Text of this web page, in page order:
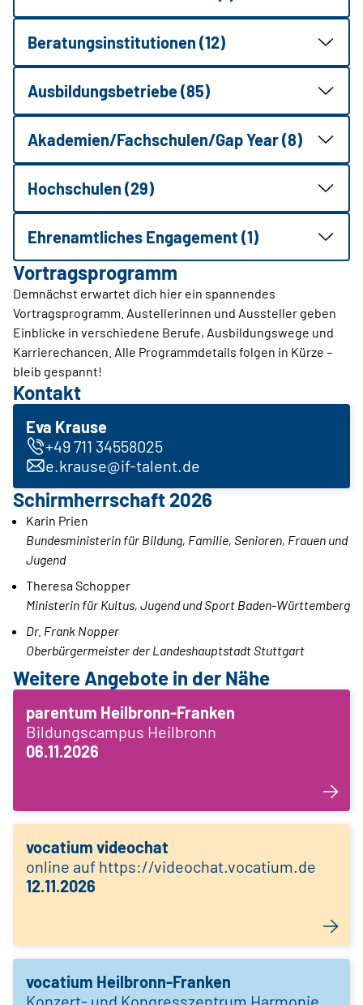
Beratungsinstitutionen (12)
Ausbildungsbetriebe (85)
Akademien/Fachschulen/Gap Year (8)
Hochschulen (29)
Ehrenamtliches Engagement (1)
Vortragsprogramm
Demnächst erwartet dich hier ein spannendes
Vortragsprogramm. Austellerinnen und Aussteller geben
Einblicke in verschiedene Berufe, Ausbildungswege und
Karrierechancen. Alle Programmdetails folgen in Kürze –
bleib gespannt!
Kontakt
Eva Krause
+49 711 34558025
e.krause@if-talent.de
Schirmherrschaft 2026
Karin Prien
Bundesministerin für Bildung, Familie, Senioren, Frauen und
Jugend
Theresa Schopper
Ministerin für Kultus, Jugend und Sport Baden-Württemberg
Dr. Frank Nopper
Oberbürgermeister der Landeshauptstadt Stuttgart
Weitere Angebote in der Nähe
parentum Heilbronn-Franken
Bildungscampus Heilbronn
06.11.2026
vocatium videochat
online auf https://videochat.vocatium.de
12.11.2026
vocatium Heilbronn-Franken
Konzert- und Kongresszentrum Harmonie